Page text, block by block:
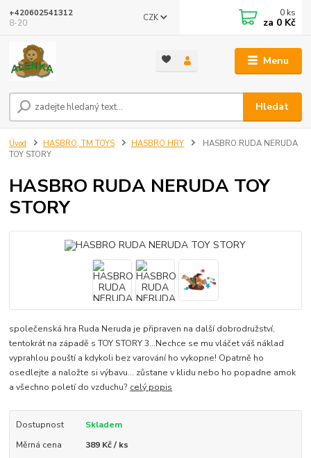
Menu
CZK
Hledat
+420602541312
8-20
0 ks
za 0 Kč
Úvod HASBRO, TM TOYS HASBRO HRY
HASBRO RUDA NERUDA
TOY STORY
HASBRO RUDA NERUDA TOY
STORY
společenská hra Ruda Neruda je připraven na další dobrodružství,
tentokrát na západě s TOY STORY 3...Nechce se mu vláčet váš náklad
vyprahlou pouští a kdykoli bez varování ho vykopne! Opatrně ho
osedlejte a naložte si výbavu... zůstane v klidu nebo ho popadne amok
a všechno poletí do vzduchu? celý popis
Dostupnost
Skladem
Měrná cena
389 Kč / ks